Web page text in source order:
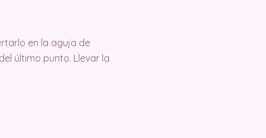
en la aguja de
último punto. Llevar la